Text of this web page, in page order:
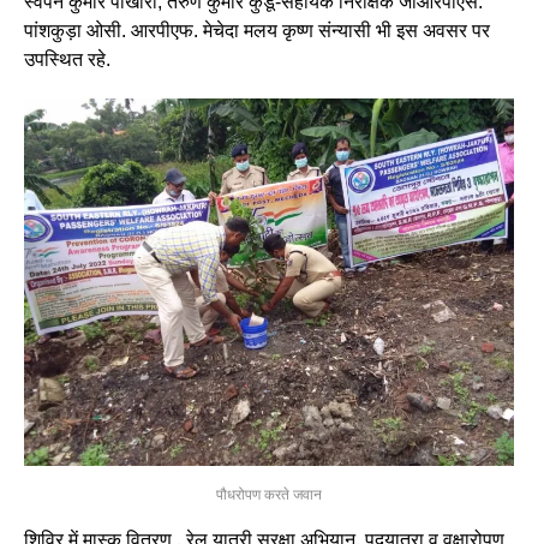
पांशकुड़ा ओसी. आरपीएफ. मेचेदा मलय कृष्ण संन्यासी भी इस अवसर पर
उपस्थित रहे.
पौधरोपण करते जवान
शिविर में मास्क वितरण , रेल यात्री सुरक्षा अभियान, पदयात्रा व वृक्षारोपण